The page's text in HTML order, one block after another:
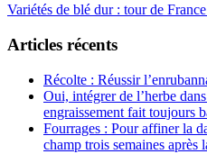
Post
navigation
Variétés de blé dur : tour de
Articles récents
Récolte : Réussir
Oui, intégrer de l’herbe
engraissement fait toujours
Fourrages : Pour affiner la
champ trois semaines après